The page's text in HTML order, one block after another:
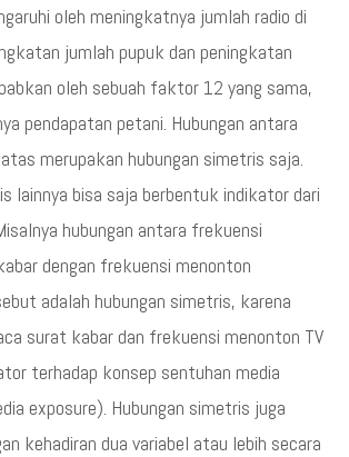
oleh meningkatnya jumlah radio di
jumlah pupuk dan peningkatan
oleh sebuah faktor 12 yang sama,
pendapatan petani. Hubungan antara
merupakan hubungan simetris saja.
lainnya bisa saja berbentuk indikator dari
hubungan antara frekuensi
dengan frekuensi menonton
adalah hubungan simetris, karena
surat kabar dan frekuensi menonton TV
terhadap konsep sentuhan media
exposure). Hubungan simetris juga
kehadiran dua variabel atau lebih secara